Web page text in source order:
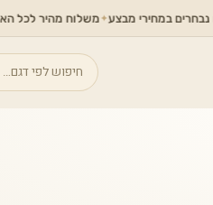
מבצע✦משלוח מהיר לכל הארץ✦מעל 1,000 דגמי שיש במלאי
Search